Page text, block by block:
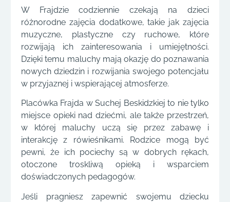
W Frajdzie codziennie czekają na dzieci
różnorodne zajęcia dodatkowe, takie jak zajęcia
muzyczne, plastyczne czy ruchowe, które
rozwijają ich zainteresowania i umiejętności.
Dzięki temu maluchy mają okazję do poznawania
nowych dziedzin i rozwijania swojego potencjału
w przyjaznej i wspierającej atmosferze.
Placówka Frajda w Suchej Beskidzkiej to nie tylko
miejsce opieki nad dziećmi, ale także przestrzeń,
w której maluchy uczą się przez zabawę i
interakcję z rówieśnikami. Rodzice mogą być
pewni, że ich pociechy są w dobrych rękach,
otoczone troskliwą opieką i wsparciem
doświadczonych pedagogów.
Jeśli pragniesz zapewnić swojemu dziecku